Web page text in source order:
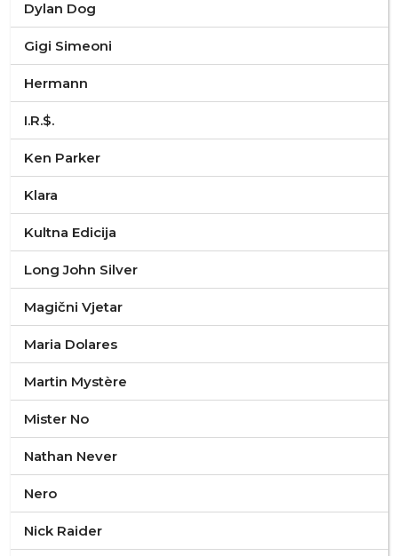
Dylan Dog
Gigi Simeoni
Hermann
I.R.$.
Ken Parker
Klara
Kultna Edicija
Long John Silver
Magični Vjetar
Maria Dolares
Martin Mystère
Mister No
Nathan Never
Nero
Nick Raider